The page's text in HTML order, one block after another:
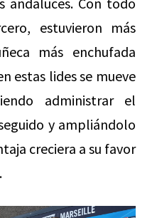
estuvieron más
más enchufada
estas lides se mueve
administrar el
y ampliándolo
creciera a su favor